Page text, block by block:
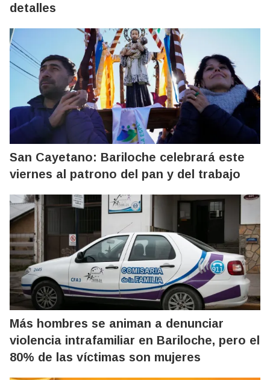
detalles
San Cayetano: Bariloche celebrará este
viernes al patrono del pan y del trabajo
Más hombres se animan a denunciar
violencia intrafamiliar en Bariloche, pero el
80% de las víctimas son mujeres